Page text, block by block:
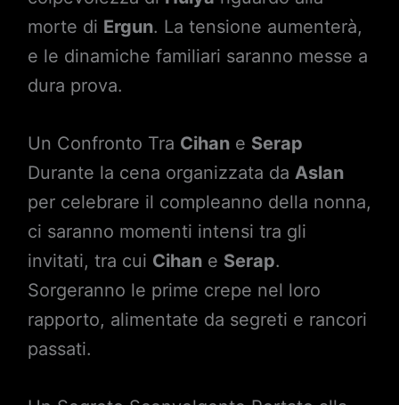
morte di Ergun. La tensione aumenterà,
e le dinamiche familiari saranno messe a
dura prova.
Un Confronto Tra Cihane Serap
Durante la cena organizzata da Aslan
per celebrare il compleanno della nonna,
ci saranno momenti intensi tra gli
invitati, tra cui Cihane Serap.
Sorgeranno le prime crepe nel loro
rapporto, alimentate da segreti e rancori
passati.